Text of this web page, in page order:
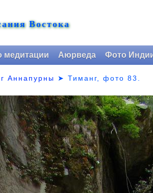
Востока
медитации Аюрведа Фото
Аннапурны ➤ Тиманг,фото 83.